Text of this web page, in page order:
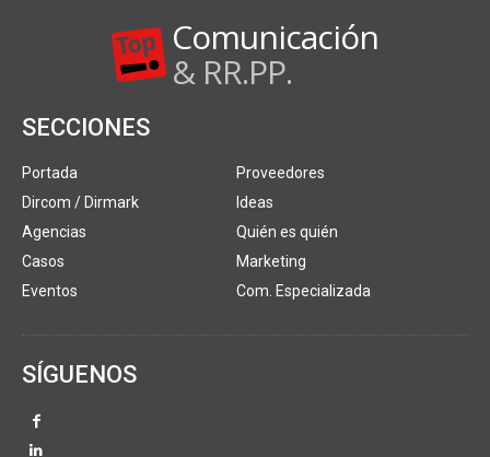
Comunicación
& RR.PP.
SECCIONES
Portada
Dircom / Dirmark
Agencias
Casos
Eventos
Proveedores
Ideas
Quién es quién
Marketing
Com. Especializada
SÍGUENOS